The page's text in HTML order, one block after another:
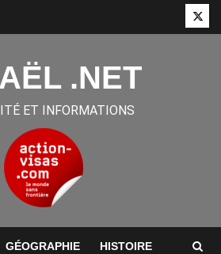
.NET
ET INFORMATIONS
GÉOGRAPHIE HISTOIRE